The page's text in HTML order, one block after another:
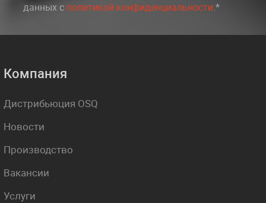
данных c политикой конфиденциальности.*
Компания
Дистрибьюция OSQ
Новости
Производство
Вакансии
Услуги